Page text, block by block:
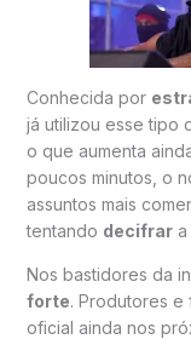
Conhecida por
já utilizou esse tipo
o que aumenta
poucos minutos, o
assuntos mais
tentando decifrara
Nos bastidores da
forte. Produtores e
oficial ainda nos